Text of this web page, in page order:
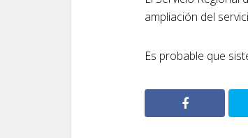
ampliación del
Es probable que